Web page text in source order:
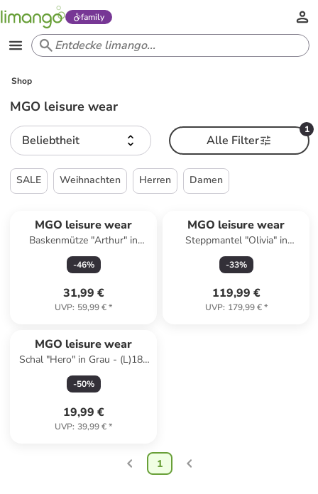
family
Shop
MGO leisure wear
Beliebtheit
1
Alle Filter
SALE Weihnachten Herren Damen
MGO leisure wear
Baskenmütze "Arthur" in
Dunkelbraun
-46%
31,99 €
UVP: 59,99 €*
MGO leisure wear
Steppmantel "Olivia" in
Schwarz
-33%
119,99 €
UVP: 179,99 €*
MGO leisure wear
Schal "Hero" in Grau - (L)180
x (B)26 cm
-50%
19,99 €
UVP: 39,99 €*
1